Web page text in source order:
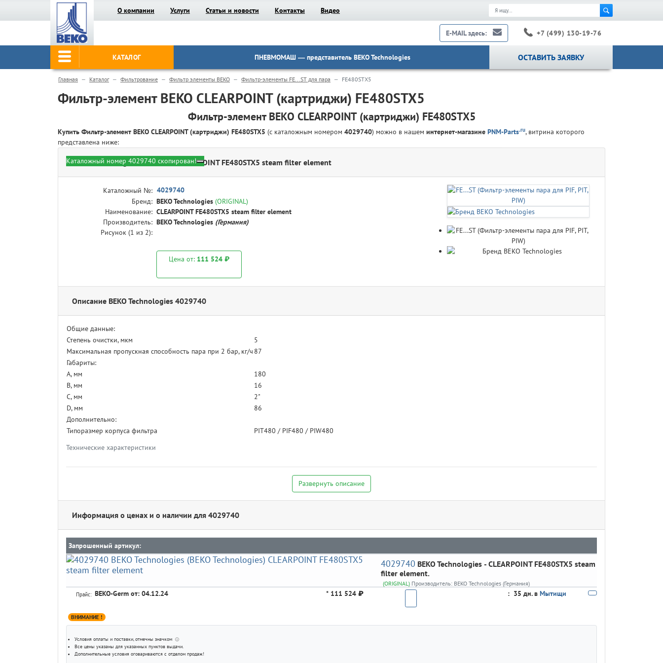
О компании Услуги Статьи и новости Контакты Видео
E-MAIL здесь: +7 (499) 130-19-76
КАТАЛОГ ПНЕВМОМАШ — представитель BEKO Technologies ОСТАВИТЬ ЗАЯВКУ
Главная Каталог Фильтрование Фильтр элементы BEKO Фильтр-элементы FE...ST для пара FE480STX5
Фильтр-элемент BEKO CLEARPOINT (картриджи) FE480STX5
Фильтр-элемент BEKO CLEARPOINT (картриджи) FE480STX5
Купить Фильтр-элемент BEKO CLEARPOINT (картриджи) FE480STX5 (с каталожным номером 4029740) можно в нашем интернет-магазине PNM-Parts.ru, витрина которого
представлена ниже:
BEKO Technologies 4029740 - CLEARPOINT FE480STX5 steam filter element
Каталожный №: 4029740
Бренд: BEKO Technologies (ORIGINAL)
Наименование: CLEARPOINT FE480STX5 steam filter element
Производитель: BEKO Technologies (Германия)
Рисунок (1 из 2):
Цена от: 111 524 ₽
Каталожный номер 4029740 скопирован!
Описание BEKO Technologies 4029740
Технические характеристики
Общие данные:
Степень очистки, мкм
5
Максимальная пропускная способность пара при 2 бар, кг/ч 87
Габариты:
A, мм
180
B, мм
16
C, мм
2"
D, мм
86
Дополнительно:
Типоразмер корпуса фильтра
PIT480 / PIF480 / PIW480
Развернуть описание
Информация о ценах и о наличии для 4029740
Запрошенный артикул:
4029740 BEKO Technologies - CLEARPOINT FE480STX5 steam
filter element.
(ORIGINAL) Производитель: BEKO Technologies (Германия)
Прайс: BEKO-Germ от: 04.12.24 * 111 524 ₽ : 35 дн. в Мытищи
ВНИМАНИЕ !
Условия оплаты и поставки, отмечны значком ⓘ
Все цены указаны для указанных пунктов выдачи.
Дополнительные условия оговариваются с отделом продаж!